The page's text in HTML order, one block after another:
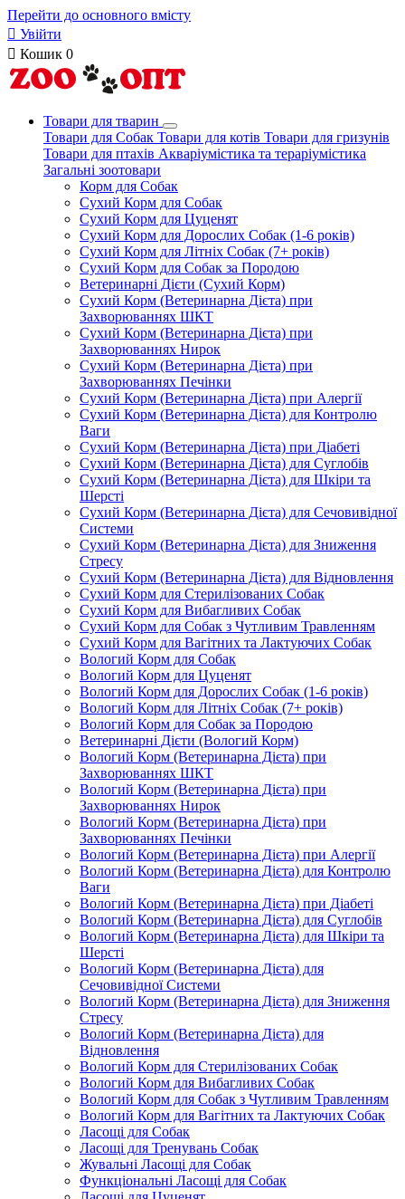
Перейти до основного вмісту
 Увійти
 Кошик 0
Товари для тварин
Товари для Собак Товари для котів Товари для гризунів
Товари для птахів Акваріумістика та тераріумістика
Загальні зоотовари
Корм для Собак
Сухий Корм для Собак
Сухий Корм для Цуценят
Сухий Корм для Дорослих Собак (1-6 років)
Сухий Корм для Літніх Собак (7+ років)
Сухий Корм для Собак за Породою
Ветеринарні Дієти (Сухий Корм)
Сухий Корм (Ветеринарна Дієта) при
Захворюваннях ШКТ
Сухий Корм (Ветеринарна Дієта) при
Захворюваннях Нирок
Сухий Корм (Ветеринарна Дієта) при
Захворюваннях Печінки
Сухий Корм (Ветеринарна Дієта) при Алергії
Сухий Корм (Ветеринарна Дієта) для Контролю
Ваги
Сухий Корм (Ветеринарна Дієта) при Діабеті
Сухий Корм (Ветеринарна Дієта) для Суглобів
Сухий Корм (Ветеринарна Дієта) для Шкіри та
Шерсті
Сухий Корм (Ветеринарна Дієта) для Сечовивідної
Системи
Сухий Корм (Ветеринарна Дієта) для Зниження
Стресу
Сухий Корм (Ветеринарна Дієта) для Відновлення
Сухий Корм для Стерилізованих Собак
Сухий Корм для Вибагливих Собак
Сухий Корм для Собак з Чутливим Травленням
Сухий Корм для Вагітних та Лактуючих Собак
Вологий Корм для Собак
Вологий Корм для Цуценят
Вологий Корм для Дорослих Собак (1-6 років)
Вологий Корм для Літніх Собак (7+ років)
Вологий Корм для Собак за Породою
Ветеринарні Дієти (Вологий Корм)
Вологий Корм (Ветеринарна Дієта) при
Захворюваннях ШКТ
Вологий Корм (Ветеринарна Дієта) при
Захворюваннях Нирок
Вологий Корм (Ветеринарна Дієта) при
Захворюваннях Печінки
Вологий Корм (Ветеринарна Дієта) при Алергії
Вологий Корм (Ветеринарна Дієта) для Контролю
Ваги
Вологий Корм (Ветеринарна Дієта) при Діабеті
Вологий Корм (Ветеринарна Дієта) для Суглобів
Вологий Корм (Ветеринарна Дієта) для Шкіри та
Шерсті
Вологий Корм (Ветеринарна Дієта) для
Сечовивідної Системи
Вологий Корм (Ветеринарна Дієта) для Зниження
Стресу
Вологий Корм (Ветеринарна Дієта) для
Відновлення
Вологий Корм для Стерилізованих Собак
Вологий Корм для Вибагливих Собак
Вологий Корм для Собак з Чутливим Травленням
Вологий Корм для Вагітних та Лактуючих Собак
Ласощі для Собак
Ласощі для Тренувань Собак
Жувальні Ласощі для Собак
Функціональні Ласощі для Собак